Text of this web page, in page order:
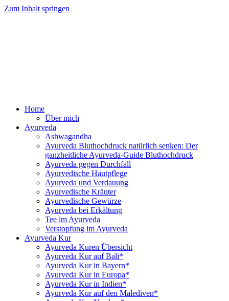
Zum Inhalt springen
Home
Über mich
Ayurveda
Ashwagandha
Ayurveda Bluthochdruck natürlich senken: Der
ganzheitliche Ayurveda-Guide Bluthochdruck
Ayurveda gegen Durchfall
Ayurvedische Hautpflege
Ayurveda und Verdauung
Ayurvedische Kräuter
Ayurvedische Gewürze
Ayurveda bei Erkältung
Tee im Ayurveda
Verstopfung im Ayurveda
Ayurveda Kur
Ayurveda Kuren Übersicht
Ayurveda Kur auf Bali*
Ayurveda Kur in Bayern*
Ayurveda Kur in Europa*
Ayurveda Kur in Indien*
Ayurveda Kur auf den Malediven*